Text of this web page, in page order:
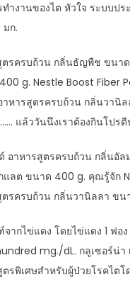
ำงานของไต หัวใจ ระบบ
ก.
รครบถ้วน กลิ่นธัญพืช ขนา
g. Nestle Boost Fiber
าหารสูตรครบถ้วน กลิ่นวา
แล้ววันนึงเราต้องกินโปร
อาหารสูตรครบถ้วน กลิ่นอั
ลต ขนาด 400 g. คุณรู้จัก
รครบถ้วน กลิ่นวานิลลา ขน
กไข่แดง โดยไข่แดง 1 ฟ
mg./dL. กลูเซอร์น่
รพิเศษสำหรับผู้ป่วยโรคไต